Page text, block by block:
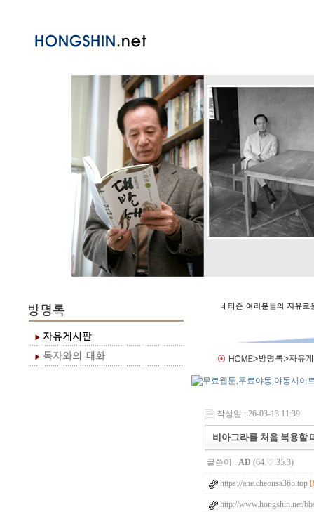
작성일 : 26-03-13 11:39
비아그라를 처음 복용할
글쓴이 : AD (64.♡.35.3)
https://ane.cheonsa365.top
http://www.hongshin.net/